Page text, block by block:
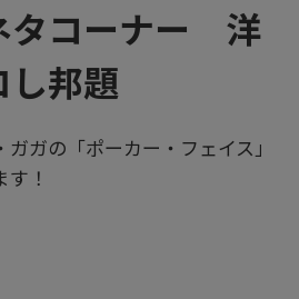
タコーナー 洋
し邦題
ガの「ポーカー・フェイス」
！